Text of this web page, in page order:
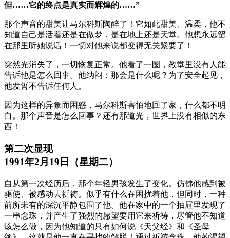
但……它的终点是真实而辉煌的……”
那个声音的甜美让马尔科斯陶醉了！它如此甜美、温柔，他不
知道自己是活着还是在做梦，是在地上还是天堂。他想永远留
在那里听她说话！一切对他来说都变得无关紧要了！
突然光消失了，一切恢复正常。他看了一圈，教堂里没有人能
告诉他是怎么回事。他纳闷：那会是什么呢？为了安全起见，
他发誓不告诉任何人。
因为这样的异象而困惑，马尔科斯害怕地回了家，什么都不明
白。那个声音是怎么回事？还有那道光，世界上没有相似的东
西！
第二次显现
1991年2月19日（星期二）
自从第一次经历后，那个年轻男孩发生了变化。仿佛他感到被
驱使、被感动去祈祷。似乎有什么在困扰着他，但同时，一种
前所未有的深沉平静包围了他。他在家中的一个抽屉里发现了
一串念珠，并产生了强烈的愿望要用它来祈祷，尽管他不知道
该怎么做，因为他知道的只有如何说《天父经》和《圣母